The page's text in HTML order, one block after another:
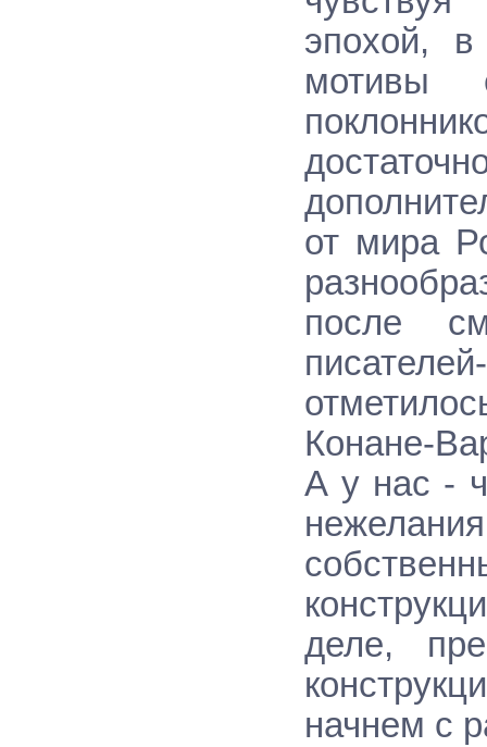
эпохой,
мотивы
от мира
после
Конане-
А у нас -
деле,
начнем с